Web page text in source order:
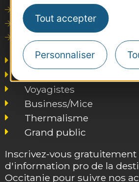
Tout accepter
Personnaliser
Outils de communication
Photothèque
Consultations
Agence AD'OCC
Voyagistes
Business/Mice
Thermalisme
Grand public
Inscrivez-vous gratuitement
d'information pro de la
Occitanie pour suivre nos